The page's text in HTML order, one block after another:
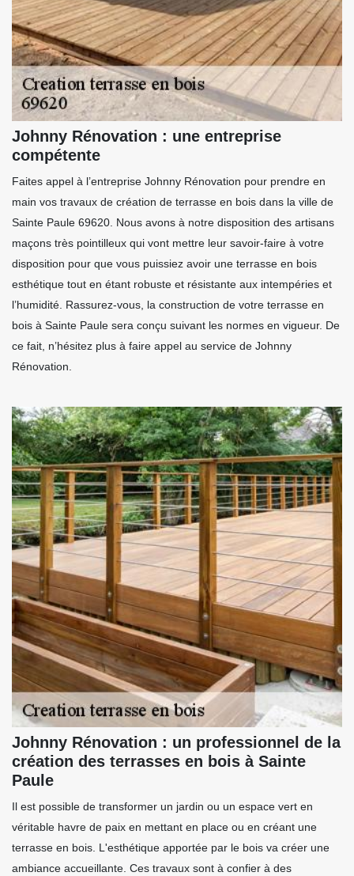
Johnny Rénovation : une entreprise
compétente
Faites appel à l’entreprise Johnny Rénovation pour prendre en
main vos travaux de création de terrasse en bois dans la ville de
Sainte Paule 69620. Nous avons à notre disposition des artisans
maçons très pointilleux qui vont mettre leur savoir-faire à votre
disposition pour que vous puissiez avoir une terrasse en bois
esthétique tout en étant robuste et résistante aux intempéries et
l’humidité. Rassurez-vous, la construction de votre terrasse en
bois à Sainte Paule sera conçu suivant les normes en vigueur. De
ce fait, n’hésitez plus à faire appel au service de Johnny
Rénovation.
Johnny Rénovation : un professionnel de la
création des terrasses en bois à Sainte
Paule
Il est possible de transformer un jardin ou un espace vert en
véritable havre de paix en mettant en place ou en créant une
terrasse en bois. L'esthétique apportée par le bois va créer une
ambiance accueillante. Ces travaux sont à confier à des